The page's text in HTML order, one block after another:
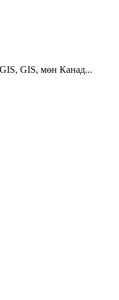
GIS, мөн Канад...